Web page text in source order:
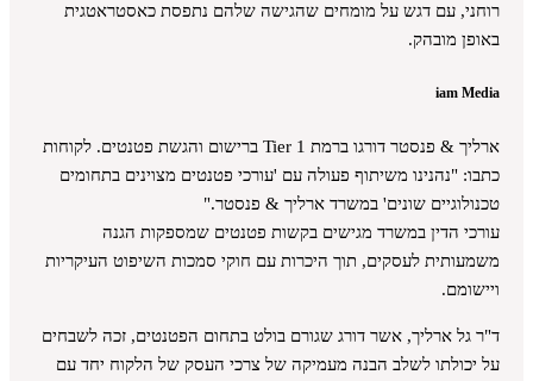
רוחני, עם דגש על מומחים שהגישה שלהם נתפסת כאסטראטגית
באופן מובהק.
iam Media
ארליך & פנסטר דורגו ברמת Tier 1 ברישום והגשת פטנטים. לקוחות
כתבו: "נהנינו משיתוף פעולה עם 'עורכי פטנטים מצוינים בתחומים
טכנולוגיים שונים' במשרד ארליך & פנסטר."
עורכי הדין במשרד מגישים בקשות פטנטים שמספקות הגנה
משמעותית לעסקים, תוך היכרות עם חוקי סמכות השיפוט העיקריות
ויישומם.
ד"ר גל ארליך, אשר דורג שגורם בולט בתחום הפטנטים, זכה לשבחים
על יכולתו לשלב הבנה מעמיקה של צרכי העסק של הלקוח יחד עם